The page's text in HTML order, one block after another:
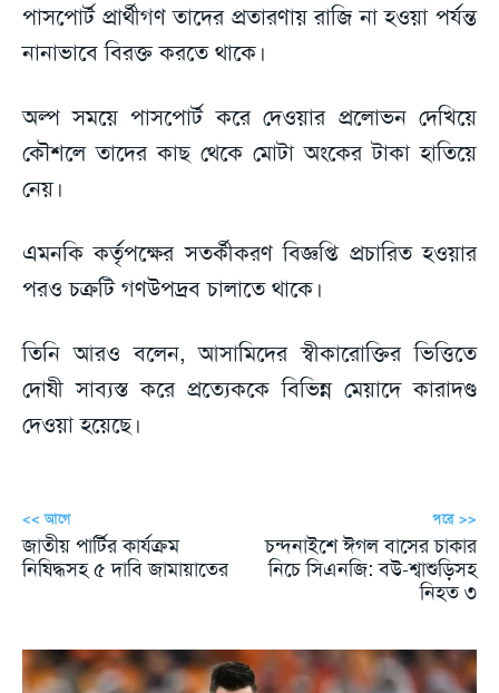
পাসপোর্ট প্রার্থীগণ তাদের প্রতারণায় রাজি না হওয়া পর্যন্ত
নানাভাবে বিরক্ত করতে থাকে।
অল্প সময়ে পাসপোর্ট করে দেওয়ার প্রলোভন দেখিয়ে
কৌশলে তাদের কাছ থেকে মোটা অংকের টাকা হাতিয়ে
নেয়।
এমনকি কর্তৃপক্ষের সতর্কীকরণ বিজ্ঞপ্তি প্রচারিত হওয়ার
পরও চক্রটি গণউপদ্রব চালাতে থাকে।
তিনি আরও বলেন, আসামিদের স্বীকারোক্তির ভিত্তিতে
দোষী সাব্যস্ত করে প্রত্যেককে বিভিন্ন মেয়াদে কারাদণ্ড
দেওয়া হয়েছে।
<< আগে
জাতীয় পার্টির কার্যক্রম
নিষিদ্ধসহ ৫ দাবি জামায়াতের
পরে >>
চন্দনাইশে ঈগল বাসের চাকার
নিচে সিএনজি: বউ-শ্বাশুড়িসহ
নিহত ৩